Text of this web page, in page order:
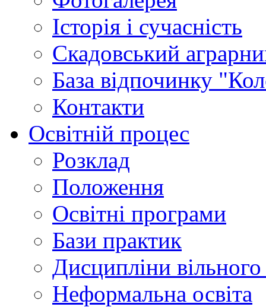
Історія і сучасність
Скадовський
База відпочинку
Контакти
Освітній процес
Розклад
Положення
Освітні програми
Бази практик
Дисципліни
Неформальна освіта